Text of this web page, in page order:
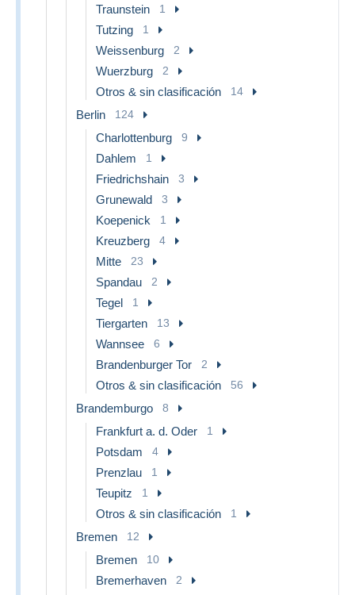
Traunstein 1
Tutzing 1
Weissenburg 2
Wuerzburg 2
Otros & sin clasificación 14
Berlin 124
Charlottenburg 9
Dahlem 1
Friedrichshain 3
Grunewald 3
Koepenick 1
Kreuzberg 4
Mitte 23
Spandau 2
Tegel 1
Tiergarten 13
Wannsee 6
Brandenburger Tor 2
Otros & sin clasificación 56
Brandemburgo 8
Frankfurt a. d. Oder 1
Potsdam 4
Prenzlau 1
Teupitz 1
Otros & sin clasificación 1
Bremen 12
Bremen 10
Bremerhaven 2